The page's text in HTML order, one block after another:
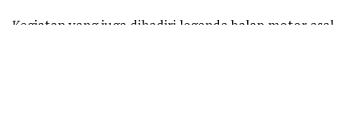
Kegiatan yang juga dihadiri legenda balap motor asal